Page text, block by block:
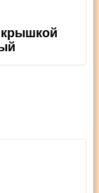
крышкой